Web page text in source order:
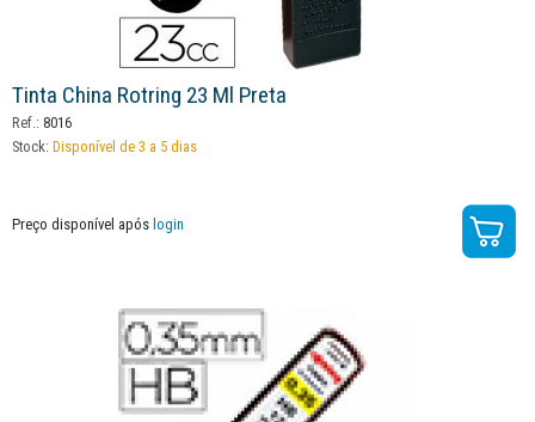
Tinta China Rotring 23 Ml Preta
Ref.: 8016
Stock: Disponível de 3 a 5 dias
Preço disponível após login